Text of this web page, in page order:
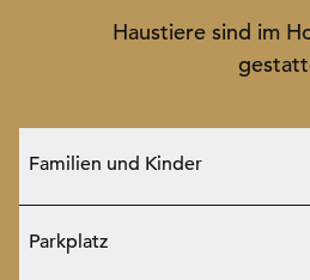
Haustiere sind im
Familien und Kinder
Parkplatz